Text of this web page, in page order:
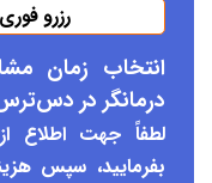
رزرو
انتخاب زمان
درمانگر در دس
لطفاً جهت اطلاع
بفرمایید، سپس